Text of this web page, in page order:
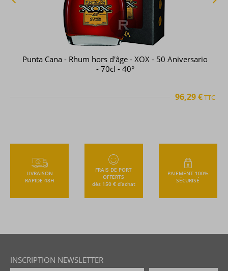
Punta Cana - Rhum hors d'âge - XOX - 50 Aniversario
- 70cl - 40°
96,29 €TTC
LIVRAISON
RAPIDE 48H
FRAIS DE PORT
OFFERTS
dès 150 € d’achat
PAIEMENT 100%
SÉCURISÉ
INSCRIPTION NEWSLETTER